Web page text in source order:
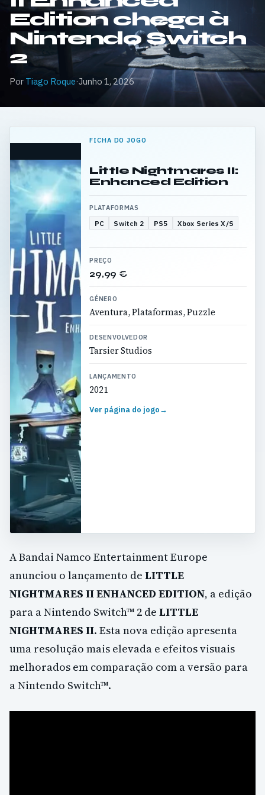
Edition chega à
Nintendo Switch
2
Por Tiago Roque·Junho 1, 2026
FICHA DO JOGO
Little Nightmares II:
Enhanced Edition
PLATAFORMAS
PC Switch 2 PS5 Xbox Series X/S
PREÇO
29,99 €
GÉNERO
Aventura, Plataformas, Puzzle
DESENVOLVEDOR
Tarsier Studios
LANÇAMENTO
2021
Ver página do jogo→
A Bandai Namco Entertainment Europe
anunciou o lançamento de LITTLE
NIGHTMARES II ENHANCED EDITION, a edição
para a Nintendo Switch™ 2 de LITTLE
NIGHTMARES II. Esta nova edição apresenta
uma resolução mais elevada e efeitos visuais
melhorados em comparação com a versão para
a Nintendo Switch™.